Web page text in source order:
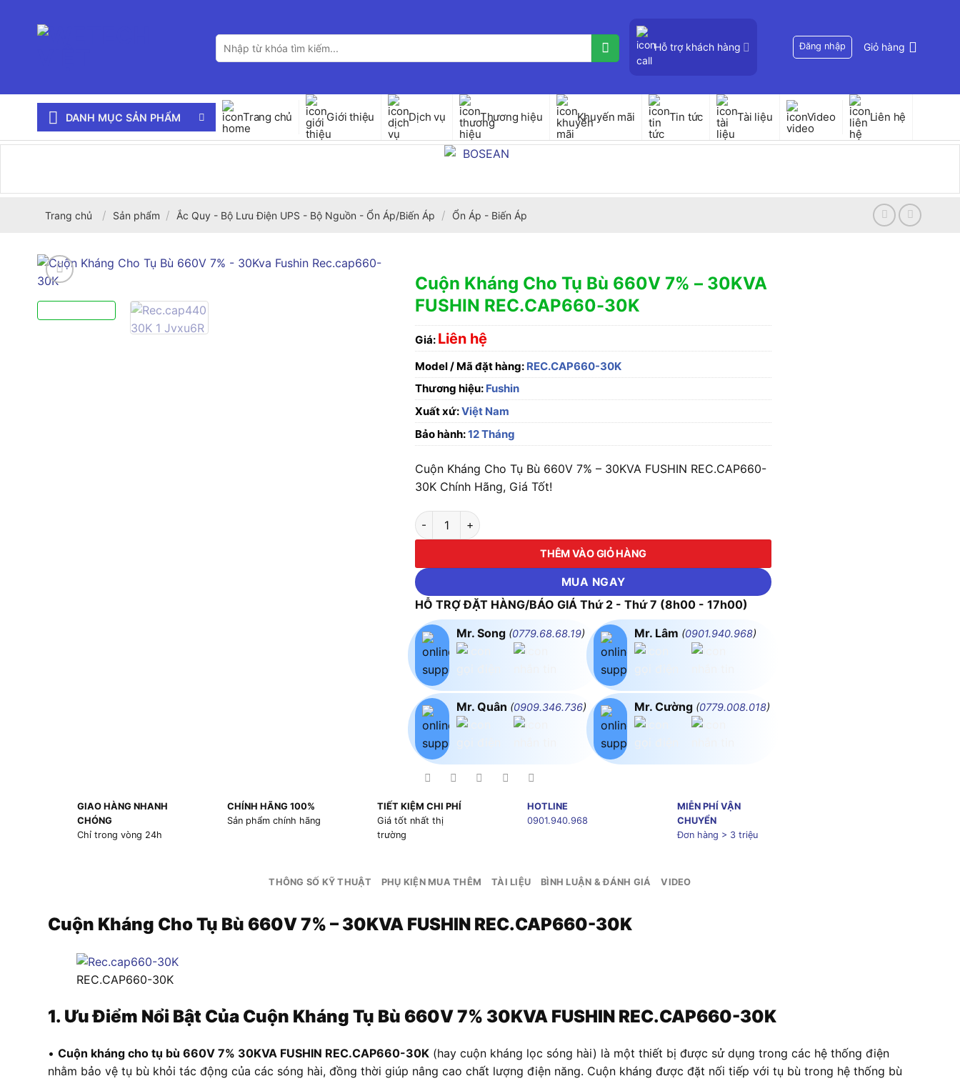
Tìm
kiếm:
Hỗ trợ khách hàng Đăng nhập Giỏ hàng
DANH MỤC SẢN PHẨM Trang chủ Giới thiệu Dịch vụ Thương hiệu Khuyến mãi Tin tức Tài liệu Video Liên hệ
Trang chủ / Sản phẩm / Ắc Quy - Bộ Lưu Điện UPS - Bộ Nguồn - Ổn Áp/Biến Áp / Ổn Áp - Biến Áp
Cuộn Kháng Cho Tụ Bù 660V 7% – 30KVA
FUSHIN REC.CAP660-30K
Giá: Liên hệ
Model / Mã đặt hàng: REC.CAP660-30K
Thương hiệu: Fushin
Xuất xứ:Việt Nam
Bảo hành:12 Tháng
Cuộn Kháng Cho Tụ Bù 660V 7% – 30KVA FUSHIN REC.CAP660-
30K Chính Hãng, Giá Tốt!
Cuộn Kháng Cho Tụ Bù 660V 7% - 30KVA FUSHIN REC.CAP660-30K số lượng
THÊM VÀO GIỎ HÀNG
MUA NGAY
HỖ TRỢ ĐẶT HÀNG/BÁO GIÁ Thứ 2 - Thứ 7 (8h00 - 17h00)
Mr. Song (0779.68.68.19)
Mr. Quân (0909.346.736)
Mr. Lâm (0901.940.968)
Mr. Cường (0779.008.018)
GIAO HÀNG NHANH
CHÓNG
Chỉ trong vòng 24h
CHÍNH HÃNG 100%
Sản phẩm chính hãng
TIẾT KIỆM CHI PHÍ
Giá tốt nhất thị
trường
HOTLINE
0901.940.968
MIỄN PHÍ VẬN
CHUYỂN
Đơn hàng > 3 triệu
THÔNG SỐ KỸ THUẬT PHỤ KIỆN MUA THÊM TÀI LIỆU BÌNH LUẬN & ĐÁNH GIÁ VIDEO
Cuộn Kháng Cho Tụ Bù 660V 7% – 30KVA FUSHIN REC.CAP660-30K
REC.CAP660-30K
1. Ưu Điểm Nổi Bật Của Cuộn Kháng Tụ Bù 660V 7% 30KVA FUSHIN REC.CAP660-30K
• Cuộn kháng cho tụ bù 660V 7% 30KVA FUSHIN REC.CAP660-30K (hay cuộn kháng lọc sóng hài) là một thiết bị được sử dụng trong các hệ thống điện
nhằm bảo vệ tụ bù khỏi tác động của các sóng hài, đồng thời giúp nâng cao chất lượng điện năng. Cuộn kháng được đặt nối tiếp với tụ bù trong hệ thống bù